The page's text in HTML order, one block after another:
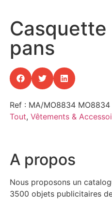
pans
Ref : MA/MO8834 MO8834
Tout, Vêtements &
A propos
Nous proposons un
3500 objets publicitaires